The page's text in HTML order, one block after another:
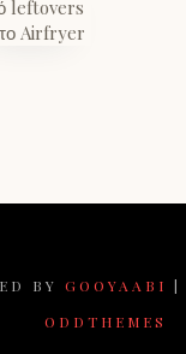
leftovers
Airfryer
BY GOOYAABI |
ODDTHEMES